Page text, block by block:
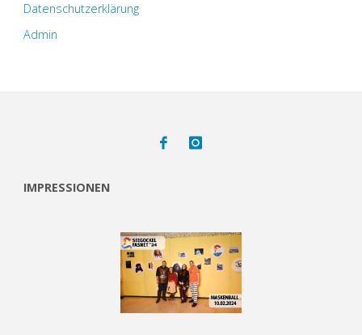
Datenschutzerklärung
Admin
IMPRESSIONEN